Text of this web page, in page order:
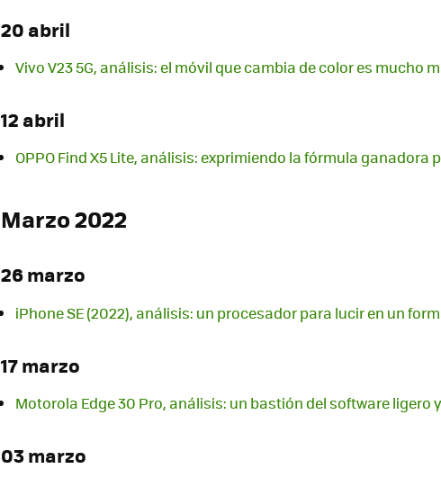
20 abril
Vivo V23 5G, análisis: el móvil que cambia de color es mucho
12 abril
OPPO Find X5 Lite, análisis: exprimiendo la fórmula ganadora
Marzo 2022
26 marzo
iPhone SE (2022), análisis: un procesador para lucir en un
17 marzo
Motorola Edge 30 Pro, análisis: un bastión del software ligero
03 marzo